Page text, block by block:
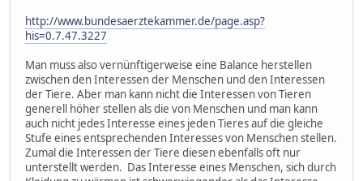
http://www.bundesaerztekammer.de/page.asp?
his=0.7.47.3227
Man muss also vernünftigerweise eine Balance herstellen
zwischen den Interessen der Menschen und den Interessen
der Tiere. Aber man kann nicht die Interessen von Tieren
generell höher stellen als die von Menschen und man kann
auch nicht jedes Interesse eines jeden Tieres auf die gleiche
Stufe eines entsprechenden Interesses von Menschen stellen.
Zumal die Interessen der Tiere diesen ebenfalls oft nur
unterstellt werden. Das Interesse eines Menschen, sich durch